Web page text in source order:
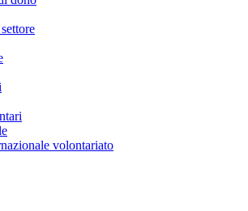
volontariato